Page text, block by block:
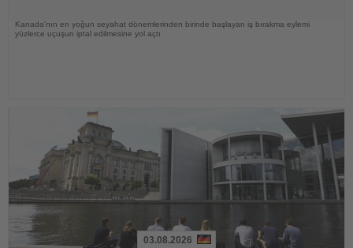
Kanada'nın en yoğun seyahat dönemlerinden birinde başlayan iş bırakma eylemi
yüzlerce uçuşun iptal edilmesine yol açtı
03.08.2026